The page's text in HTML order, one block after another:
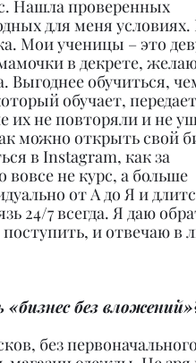
Нашла проверенных
для меня условиях.
Мои ученицы – это
в декрете,
Выгоднее обучиться,
обучает,
их не повторяли и не
можно открыть свой
в Instagram, как за
не курс, а больше
от А до Я и
24/7 всегда. Я даю
и отвечаю в
без
без